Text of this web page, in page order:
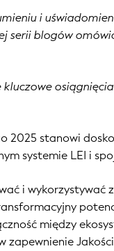
i
serii blogów
2025 stanowi
systemie LEI i
i wykorzystywać
między